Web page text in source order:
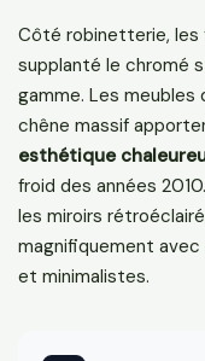
Côté robinetterie,
supplanté le chromé
gamme. Les meubles
chêne massif
esthétique
froid des années
les miroirs
magnifiquement avec
et minimalistes.